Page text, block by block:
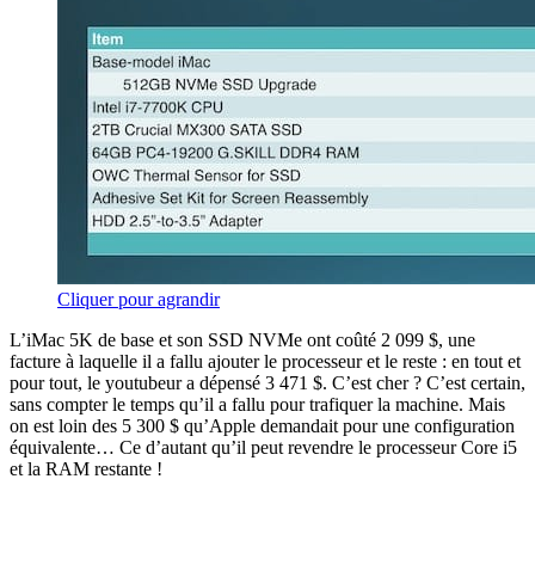
Cliquer pour agrandir
L’iMac 5K de base et son SSD NVMe ont coûté 2 099 $, une
facture à laquelle il a fallu ajouter le processeur et le reste : en tout et
pour tout, le youtubeur a dépensé 3 471 $. C’est cher ? C’est certain,
sans compter le temps qu’il a fallu pour trafiquer la machine. Mais
on est loin des 5 300 $ qu’Apple demandait pour une configuration
équivalente… Ce d’autant qu’il peut revendre le processeur Core i5
et la RAM restante !